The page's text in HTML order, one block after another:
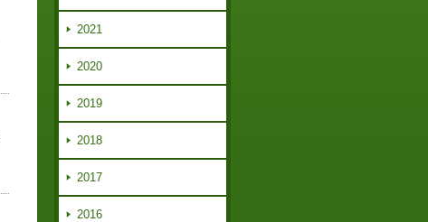
2021
2020
2019
2018
2017
2016